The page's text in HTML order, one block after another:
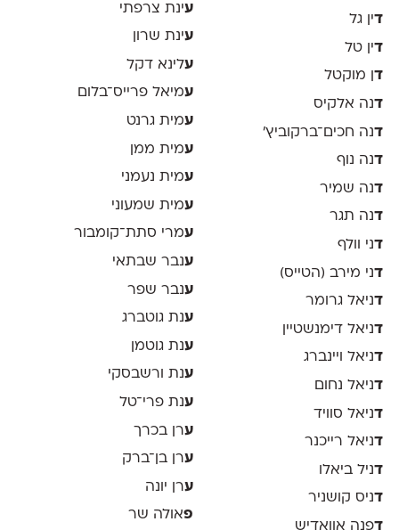
דין גל
דין טל
דן מוקטל
דנה אלקיס
דנה חכים־ברקוביץ׳
דנה נוף
דנה שמיר
דנה תגר
דני וולף
דני מירב (הטייס)
דניאל גרומר
דניאל דימנשטיין
דניאל ויינברג
דניאל נחום
דניאל סוויד
דניאל רייכנר
דניל ביאלו
דניס קושניר
דפנה אוואדיש
עינת צרפתי
עינת שרון
עלינא דקל
עמיאל פרייס־בלום
עמית גרנט
עמית ממן
עמית נעמני
עמית שמעוני
עמרי סתת־קומבור
ענבר שבתאי
ענבר שפר
ענת גוטברג
ענת גוטמן
ענת ורשבסקי
ענת פרי־טל
ערן בכרך
ערן בן־ברק
ערן יונה
פאולה שר